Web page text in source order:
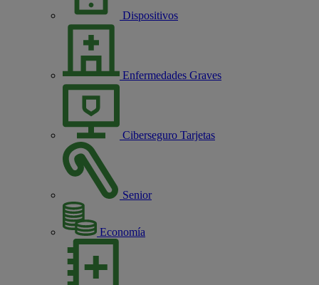
Dispositivos
Enfermedades Graves
Ciberseguro Tarjetas
Senior
Economía